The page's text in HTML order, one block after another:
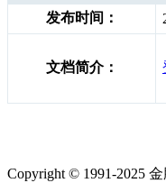
发布时间：
文档简介：
Copyright © 1991-2025